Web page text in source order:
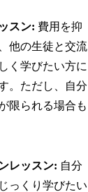
スン: 費用を抑
他の生徒と交流
く学びたい方に
。ただし、自分
限られる場合も
レッスン: 自分
っくり学びたい